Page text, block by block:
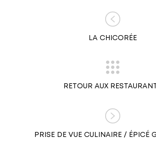
LA CHICORÉE
RETOUR AUX
PRISE DE VUE CULINAIRE / ÉPICÉ